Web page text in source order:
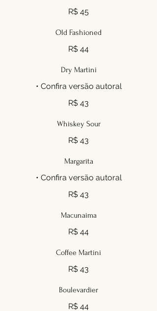
R$ 45
Old Fashioned
R$ 44
Dry Martini
• Confira versão autoral
R$ 43
Whiskey Sour
R$ 43
Margarita
• Confira versão autoral
R$ 43
Macunaima
R$ 44
Coffee Martini
R$ 43
Boulevardier
R$ 44